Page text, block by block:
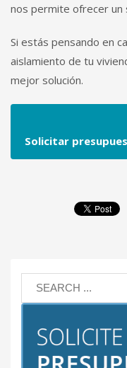
nos permite ofrecer un
Si estás pensando en
aislamiento de tu
mejor solución.
Solicitar